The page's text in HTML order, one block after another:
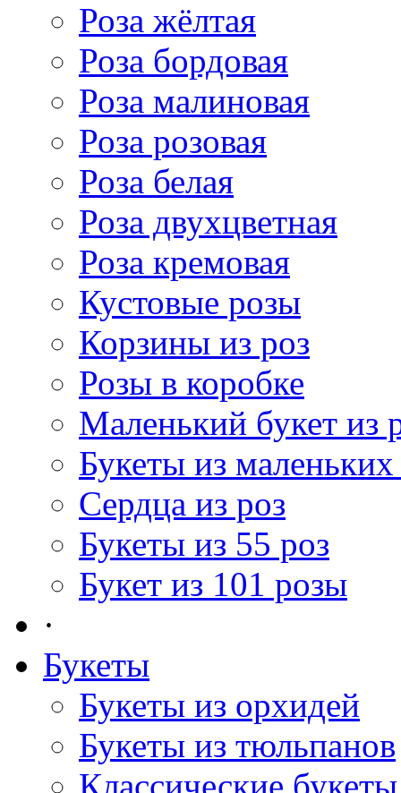
Роза жёлтая
Роза бордовая
Роза малиновая
Роза розовая
Роза белая
Роза двухцветная
Роза кремовая
Кустовые розы
Корзины из роз
Розы в коробке
Маленький букет из
Букеты из маленьких
Сердца из роз
Букеты из 55 роз
Букет из 101 розы
·
Букеты
Букеты из орхидей
Букеты из тюльпанов